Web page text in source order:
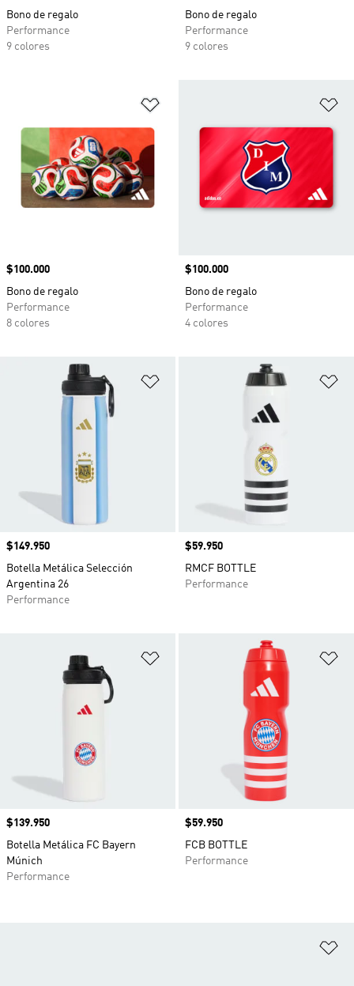
Bono de regalo
Performance
9 colores
Bono de regalo
Performance
9 colores
Precio
$100.000
Bono de regalo
Performance
8 colores
Precio
$100.000
Bono de regalo
Performance
4 colores
Añadir a la lista de deseos
Precio
$149.950
Botella Metálica Selección
Argentina 26
Performance
Precio
$59.950
RMCF BOTTLE
Performance
Añadir a la lista de deseos
Precio
$139.950
Botella Metálica FC Bayern
Múnich
Performance
Precio
$59.950
FCB BOTTLE
Performance